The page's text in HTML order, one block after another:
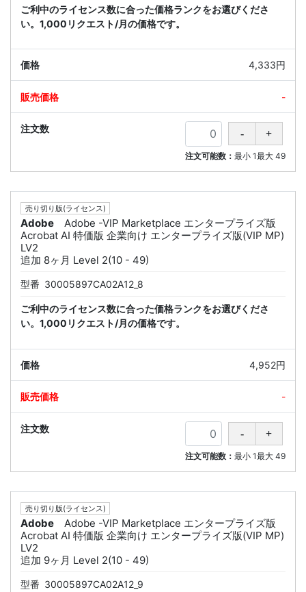
ご利中のライセンス数に合った価格ランクをお選びくださ
い。1,000リクエスト/月の価格です。
4,333円
-
注文可能数： 最小 1最大 49
売り切り版(ライセンス)
Adobe
Adobe -VIP Marketplace エンタープライズ版
Acrobat AI 特価版 企業向け エンタープライズ版(VIP MP)
LV2
追加 8ヶ月 Level 2(10 - 49)
型番 30005897CA02A12_8
ご利中のライセンス数に合った価格ランクをお選びくださ
い。1,000リクエスト/月の価格です。
4,952円
-
注文可能数： 最小 1最大 49
売り切り版(ライセンス)
Adobe
Adobe -VIP Marketplace エンタープライズ版
Acrobat AI 特価版 企業向け エンタープライズ版(VIP MP)
LV2
追加 9ヶ月 Level 2(10 - 49)
型番 30005897CA02A12_9